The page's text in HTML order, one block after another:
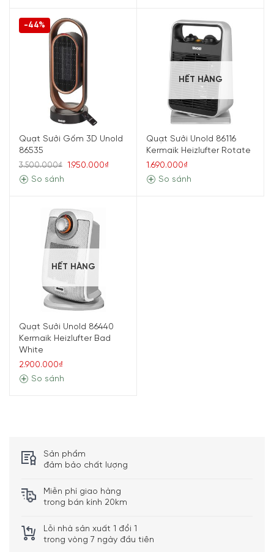
-44%
Quạt Sưởi Gốm 3D Unold
86535
3.500.000₫
1.950.000₫
So sánh
HẾT HÀNG
Quạt Sưởi Unold 86116
Kermaik Heizlufter Rotate
1.690.000₫
So sánh
HẾT HÀNG
Quạt Sưởi Unold 86440
Kermaik Heizlufter Bad
White
2.900.000₫
So sánh
Sản phẩm
đảm bảo chất lượng
Miễn phí giao hàng
trong bán kính 20km
Lỗi nhà sản xuất 1 đổi 1
trong vòng 7 ngày đầu tiên